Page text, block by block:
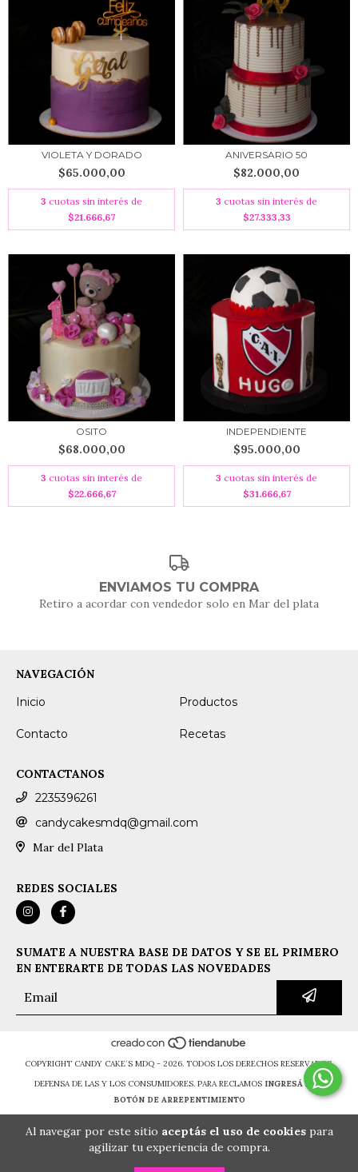
Al navegar por este sitio aceptás el uso de cookiespara
agilizar tu experiencia de compra.
VIOLETA Y DORADO
$65.000,00
3 cuotas sin interés de
$21.666,67
ANIVERSARIO 50
$82.000,00
3 cuotas sin interés de
$27.333,33
OSITO
$68.000,00
3 cuotas sin interés de
$22.666,67
INDEPENDIENTE
$95.000,00
3 cuotas sin interés de
$31.666,67
ENVIAMOS TU COMPRA
Retiro a acordar con vendedor solo en Mar del plata
NAVEGACIÓN
Inicio
Productos
Contacto Recetas
CONTACTANOS
2235396261
candycakesmdq@gmail.com
Mar del Plata
REDES SOCIALES
SUMATE A NUESTRA BASE DE DATOS Y SE EL PRIMERO
EN ENTERARTE DE TODAS LAS NOVEDADES
COPYRIGHT CANDY CAKE´S MDQ - 2026. TODOS LOS DERECHOS RESERVADOS.
DEFENSA DE LAS Y LOS CONSUMIDORES. PARA RECLAMOS INGRESÁ ACÁ.
BOTÓN DE ARREPENTIMIENTO